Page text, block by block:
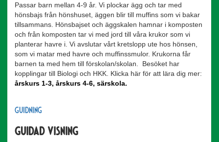
Passar barn mellan 4-9 år. Vi plockar ägg och tar med
hönsbajs från hönshuset, äggen blir till muffins som vi bakar
tillsammans. Hönsbajset och äggskalen hamnar i komposten
och från komposten tar vi med jord till våra krukor som vi
planterar havre i. Vi avslutar vårt kretslopp ute hos hönsen,
som vi matar med havre och muffinssmulor. Krukorna får
barnen ta med hem till förskolan/skolan. Besöket har
kopplingar till Biologi och HKK. Klicka här för att lära dig mer:
årskurs 1-3, årskurs 4-6, särskola.
Guidning
Guidad visning